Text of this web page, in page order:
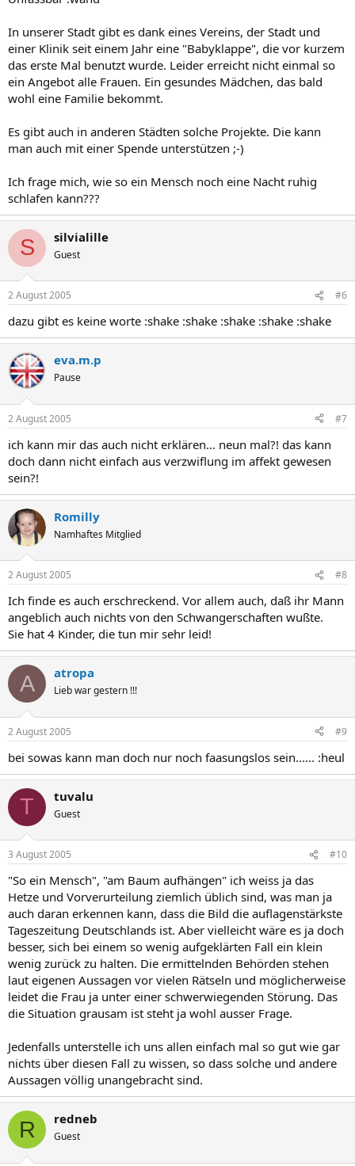
In unserer Stadt gibt es dank eines Vereins, der Stadt und
einer Klinik seit einem Jahr eine "Babyklappe", die vor kurzem
das erste Mal benutzt wurde. Leider erreicht nicht einmal so
ein Angebot alle Frauen. Ein gesundes Mädchen, das bald
wohl eine Familie bekommt.
Es gibt auch in anderen Städten solche Projekte. Die kann
man auch mit einer Spende unterstützen ;-)
Ich frage mich, wie so ein Mensch noch eine Nacht ruhig
schlafen kann???
S silvialille
Guest
2 August 2005 #6
dazu gibt es keine worte :shake :shake :shake :shake :shake
eva.m.p
Pause
2 August 2005 #7
ich kann mir das auch nicht erklären... neun mal?! das kann
doch dann nicht einfach aus verzwiflung im affekt gewesen
sein?!
Romilly
Namhaftes Mitglied
2 August 2005 #8
Ich finde es auch erschreckend. Vor allem auch, daß ihr Mann
angeblich auch nichts von den Schwangerschaften wußte.
Sie hat 4 Kinder, die tun mir sehr leid!
A atropa
Lieb war gestern !!!
2 August 2005 #9
bei sowas kann man doch nur noch faasungslos sein...... :heul
T tuvalu
Guest
3 August 2005 #10
"So ein Mensch", "am Baum aufhängen" ich weiss ja das
Hetze und Vorverurteilung ziemlich üblich sind, was man ja
auch daran erkennen kann, dass die Bild die auflagenstärkste
Tageszeitung Deutschlands ist. Aber vielleicht wäre es ja doch
besser, sich bei einem so wenig aufgeklärten Fall ein klein
wenig zurück zu halten. Die ermittelnden Behörden stehen
laut eigenen Aussagen vor vielen Rätseln und möglicherweise
leidet die Frau ja unter einer schwerwiegenden Störung. Das
die Situation grausam ist steht ja wohl ausser Frage.
Jedenfalls unterstelle ich uns allen einfach mal so gut wie gar
nichts über diesen Fall zu wissen, so dass solche und andere
Aussagen völlig unangebracht sind.
R redneb
Guest